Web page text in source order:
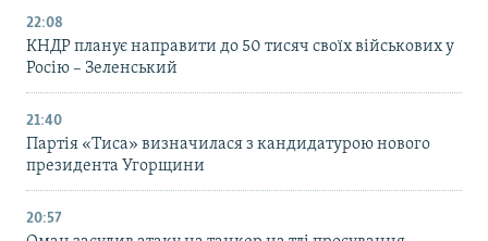
22:08
КНДР планує направити до 50 тисяч своїх військових у
Росію – Зеленський
21:40
Партія «Тиса» визначилася з кандидатурою нового
президента Угорщини
20:57